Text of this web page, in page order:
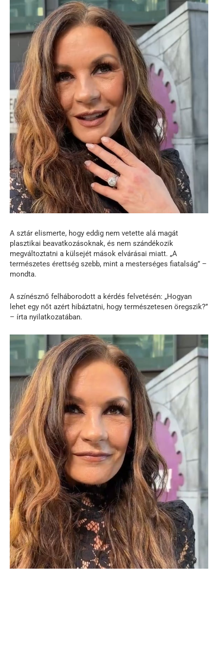
A sztár elismerte, hogy eddig nem vetette alá magát
plasztikai beavatkozásoknak, és nem szándékozik
megváltoztatni a külsejét mások elvárásai miatt. „A
természetes érettség szebb, mint a mesterséges fiatalság” –
mondta.
A színésznő felháborodott a kérdés felvetésén: „Hogyan
lehet egy nőt azért hibáztatni, hogy természetesen öregszik?”
– írta nyilatkozatában.